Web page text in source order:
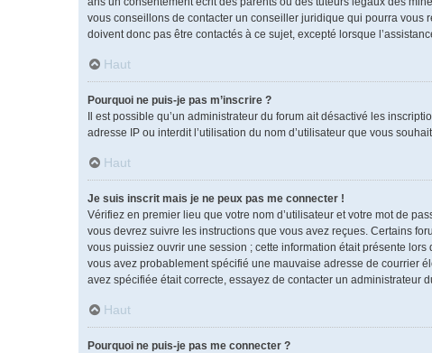
vous conseillons de contacter un conseiller juridique qui pourra vous
doivent donc pas être contactés à ce sujet, excepté lorsque
Haut
Pourquoi ne puis-je pas m’inscrire ?
Il est possible qu’un administrateur du forum ait désactivé les
adresse IP ou interdit l’utilisation du nom d’utilisateur que vous
Haut
Je suis inscrit mais je ne peux pas me connecter !
Vérifiez en premier lieu que votre nom d’utilisateur et votre mot de
vous devrez suivre les instructions que vous avez reçues. Certains
vous puissiez ouvrir une session ; cette information était présente
vous avez probablement spécifié une mauvaise adresse de courrier
avez spécifiée était correcte, essayez de contacter un administrateur
Haut
Pourquoi ne puis-je pas me connecter ?